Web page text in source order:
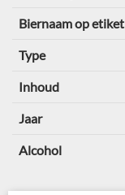
Biernaam op etiket
Type
Inhoud
Jaar
Alcohol